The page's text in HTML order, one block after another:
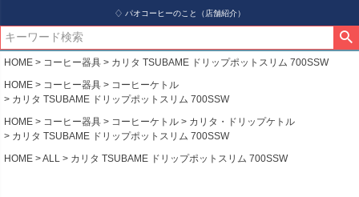
♢ パオコーヒーのこと（店舗紹介）
HOME コーヒー器具
カリタ TSUBAME ドリップポットスリム 700SSW
HOME
コーヒー器具
コーヒーケトル
カリタ TSUBAME ドリップポットスリム 700SSW
HOME
コーヒー器具 コーヒーケトル
カリタ・ドリップケトル
カリタ TSUBAME ドリップポットスリム 700SSW
HOME
ALL カリタ TSUBAME ドリップポットスリム 700SSW